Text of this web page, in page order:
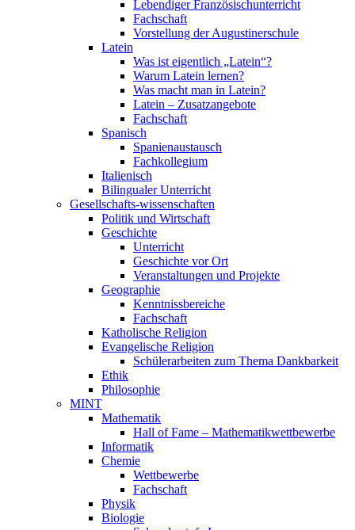
Lebendiger Französischunterricht
Fachschaft
Vorstellung der Augustinerschule
Latein
Was ist eigentlich „Latein“?
Warum Latein lernen?
Was macht man in Latein?
Latein – Zusatzangebote
Fachschaft
Spanisch
Spanienaustausch
Fachkollegium
Italienisch
Bilingualer Unterricht
Gesellschafts-wissenschaften
Politik und Wirtschaft
Geschichte
Unterricht
Geschichte vor Ort
Veranstaltungen und Projekte
Geographie
Kenntnissbereiche
Fachschaft
Katholische Religion
Evangelische Religion
Schülerarbeiten zum Thema Dankbarkeit
Ethik
Philosophie
MINT
Mathematik
Hall of Fame – Mathematikwettbewerbe
Informatik
Chemie
Wettbewerbe
Fachschaft
Physik
Biologie